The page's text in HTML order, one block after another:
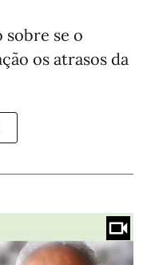
se o
os atrasos da